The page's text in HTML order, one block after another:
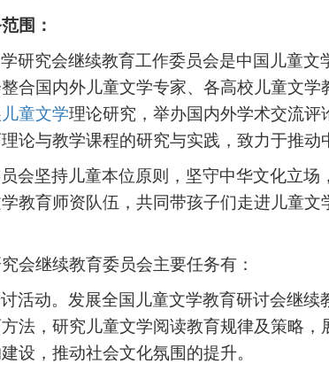
围：
研究会继续教育工作委员会是中国儿童
合国内外儿童文学专家、各高校儿童文
儿童文学理论研究，举办国内外学术交流
论与教学课程的研究与实践，致力于推动
会坚持儿童本位原则，坚守中华文化立
教育师资队伍，共同带孩子们走进儿童
会继续教育委员会主要任务有：
活动。发展全国儿童文学教育研讨会继
法，研究儿童文学阅读教育规律及策略
设，推动社会文化氛围的提升。